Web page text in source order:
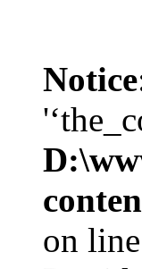
Notice
on line